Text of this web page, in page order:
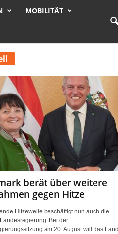
MOBILITÄT
berät über weitere
gegen Hitze
Hitzewelle beschäftigt nun auch die
Bei der
am 20. August will das Land